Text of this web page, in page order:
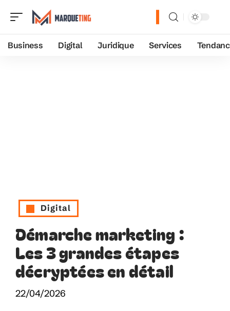
Business Digital Juridique Services
Digital
Démarche marketing :
Les 3 grandes étapes
décryptées en détail
22/04/2026